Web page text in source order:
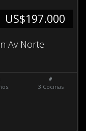
US$197.000
Av Norte
3 Cocinas